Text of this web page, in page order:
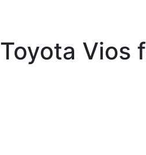
Toyota Vios